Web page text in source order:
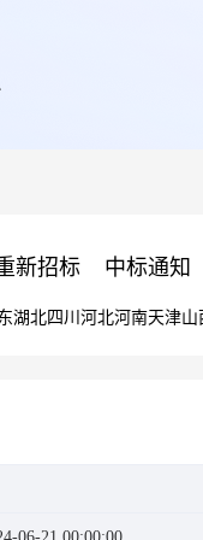
新招标 中标通知
湖北四川 河北河南天津山